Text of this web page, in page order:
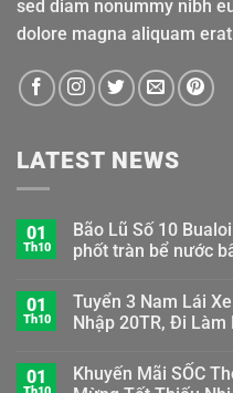
sed diam nonummy nibh
dolore magna aliquam
LATEST NEWS
01
Th10
Bão Lũ Số 10
phốt tràn bể nước
01
Th10
Tuyển 3 Nam Lái
Nhập 20TR, Đi Làm
01
Khuyến Mãi SỐC